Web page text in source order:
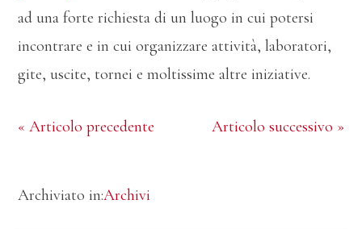
ad una forte richiesta di un luogo in cui potersi
incontrare e in cui organizzare attività, laboratori,
gite, uscite, tornei e moltissime altre iniziative.
« Articolo precedente Articolo successivo »
Archiviato in:Archivi